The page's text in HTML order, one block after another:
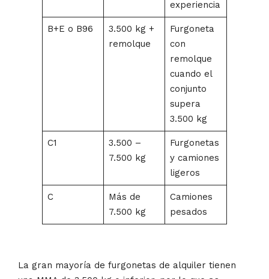
experiencia
B+E o B96
3.500 kg +
remolque
Furgoneta
con
remolque
cuando el
conjunto
supera
3.500 kg
C1
3.500 –
7.500 kg
Furgonetas
y camiones
ligeros
C
Más de
7.500 kg
Camiones
pesados
La gran mayoría de furgonetas de alquiler tienen